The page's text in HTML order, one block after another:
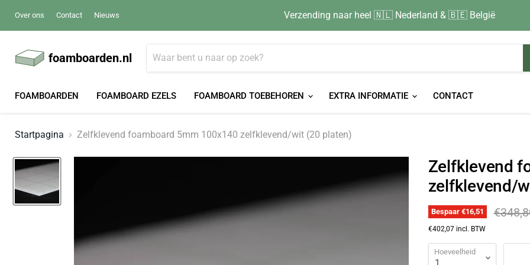
Over ons Contact Nieuws Verzending naar heel 🇳🇱 Nederland & 🇧🇪 België
foamboarden.nl
FOAMBOARDEN FOAMBOARD EZELS FOAMBOARD TOEBEHOREN EXTRA INFORMATIE CONTACT
Startpagina Zelfklevend foamboard 5mm 100x140 zelfklevend/wit (20 platen)
Zelfklevend
zelfklevend/
Bespaar €16,51
€402,07 incl. BTW
Hoeveelheid